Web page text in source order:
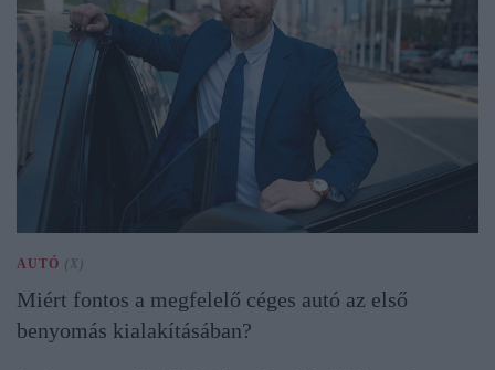
AUTÓ (X)
Miért fontos a megfelelő céges autó az első
benyomás kialakításában?